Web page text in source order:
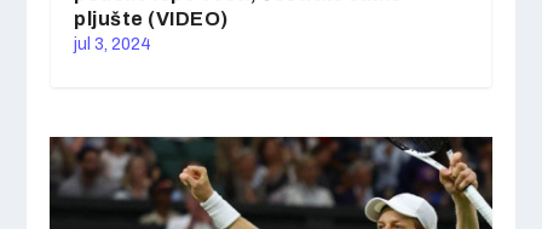
pljušte (VIDEO)
jul 3, 2024